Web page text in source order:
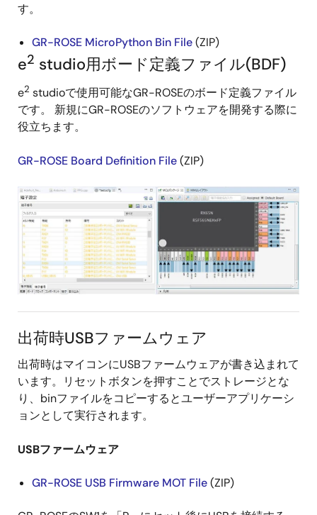
す。
GR-ROSE MicroPython Bin File(ZIP)
e2 studio用ボード定義ファイル(BDF)
e2 studioで使用可能なGR-ROSEのボード定義ファイル
です。 新規にGR-ROSEのソフトウェアを開発する際に
役立ちます。
GR-ROSE Board Definition File(ZIP)
出荷時USBファームウェア
出荷時はマイコンにUSBファームウェアが書き込まれて
います。リセットボタンを押すことでストレージとな
り、binファイルをコピーするとユーザーアプリケーシ
ョンとして実行されます。
USBファームウェア
GR-ROSE USB Firmware MOT File(ZIP)